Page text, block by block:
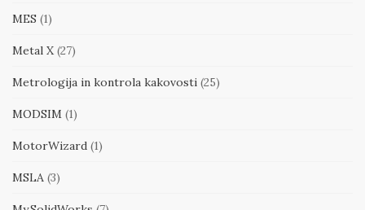
MES (1)
Metal X (27)
Metrologija in kontrola kakovosti (25)
MODSIM (1)
MotorWizard (1)
MSLA (3)